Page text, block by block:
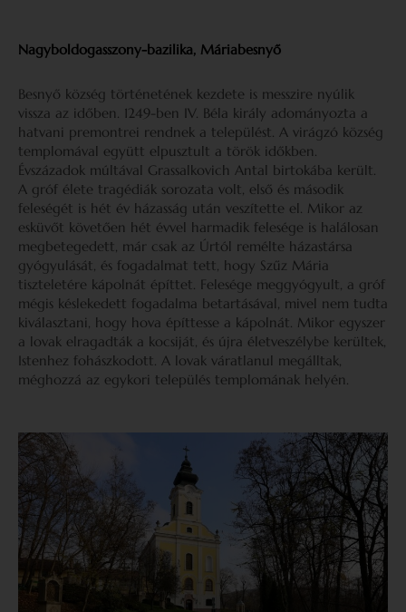
Nagyboldogasszony-bazilika, Máriabesnyő
Besnyő község történetének kezdete is messzire nyúlik
vissza az időben. 1249-ben IV. Béla király adományozta a
hatvani premontrei rendnek a települést. A virágzó község
templomával együtt elpusztult a török időkben.
Évszázadok múltával Grassalkovich Antal birtokába került.
A gróf élete tragédiák sorozata volt, első és második
feleségét is hét év házasság után veszítette el. Mikor az
esküvőt követően hét évvel harmadik felesége is halálosan
megbetegedett, már csak az Úrtól remélte házastársa
gyógyulását, és fogadalmat tett, hogy Szűz Mária
tiszteletére kápolnát építtet. Felesége meggyógyult, a gróf
mégis késlekedett fogadalma betartásával, mivel nem tudta
kiválasztani, hogy hova építtesse a kápolnát. Mikor egyszer
a lovak elragadták a kocsiját, és újra életveszélybe kerültek,
Istenhez fohászkodott. A lovak váratlanul megálltak,
méghozzá az egykori település templomának helyén.